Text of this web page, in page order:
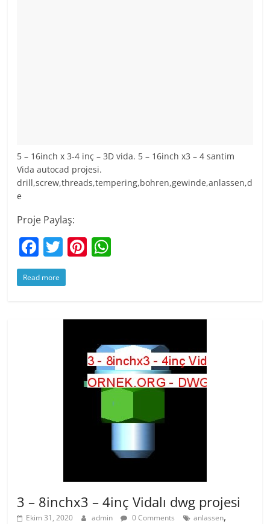
5 – 16inch x 3-4 inç – 3D vida. 5 – 16inch x3 – 4 santim
Vida autocad projesi.
drill,screw,threads,tempering,bohren,gewinde,anlassen,d
e
Proje Paylaş:
F
a
c
T
w
itt
Pi
st A
p
p
Read more
3 – 8inchx3 – 4inç Vidalı dwg projesi
Ekim 31, 2020 admin 0 Comments anlassen,